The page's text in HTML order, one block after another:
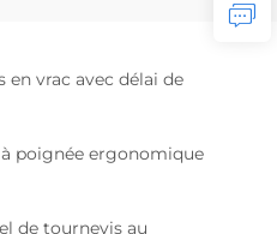
vrac avec délai de
poignée ergonomique
de tournevis au